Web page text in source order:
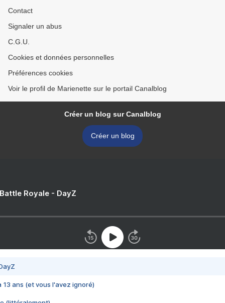
Contact
Signaler un abus
C.G.U.
Cookies et données personnelles
Préférences cookies
Voir le profil de Marienette sur le portail Canalblog
Créer un blog sur Canalblog
Créer un blog
Royale - DayZ
13 ans (et vous l'avez ignoré)